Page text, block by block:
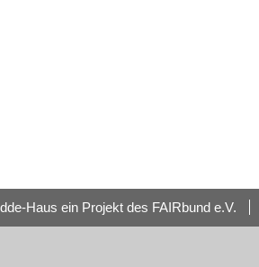
Haus ein Projekt des FAIRbund e.V.